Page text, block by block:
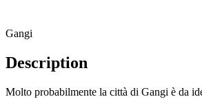
Gangi
Description
Molto probabilmente la città di Gangi è da